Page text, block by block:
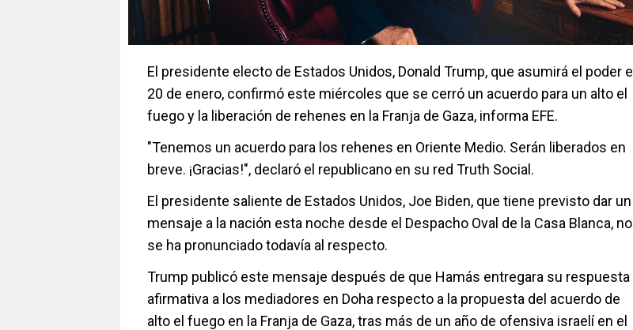
El presidente electo de Estados Unidos, Donald Trump, que asumirá el poder el
20 de enero, confirmó este miércoles que se cerró un acuerdo para un alto el
fuego y la liberación de rehenes en la Franja de Gaza, informa EFE.
"Tenemos un acuerdo para los rehenes en Oriente Medio. Serán liberados en
breve. ¡Gracias!", declaró el republicano en su red Truth Social.
El presidente saliente de Estados Unidos, Joe Biden, que tiene previsto dar un
mensaje a la nación esta noche desde el Despacho Oval de la Casa Blanca, no
se ha pronunciado todavía al respecto.
Trump publicó este mensaje después de que Hamás entregara su respuesta
afirmativa a los mediadores en Doha respecto a la propuesta del acuerdo de
alto el fuego en la Franja de Gaza, tras más de un año de ofensiva israelí en el